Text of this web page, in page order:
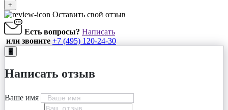
+
Оставить свой отзыв
Есть вопросы? Написать
или звоните +7 (495) 120-24-30
+
Написать отзыв
Ваше имя